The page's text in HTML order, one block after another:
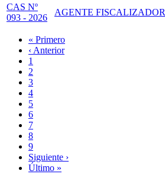
CAS Nº
093 - 2026
AGENTE FISCALIZADOR
Paginación
Primera
página
« Primero
Página
anterior
‹ Anterior
Page
1
Página
actual
2
Page
3
Page
4
Page
5
Page
6
Page
7
Page
8
Page
9
Siguiente
página
Siguiente ›
Última
Último »